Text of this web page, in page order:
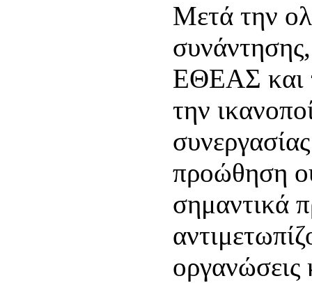
Μετά την
ΕΘΕΑΣ και
την
προώθηση
σημαντικά
οργανώσεις